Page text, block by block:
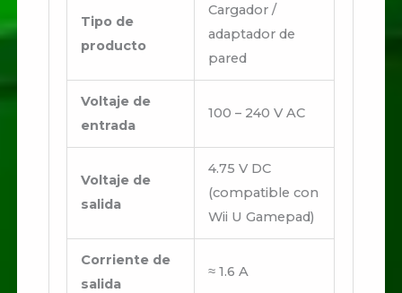
Tipo de
producto
Cargador /
adaptador de
pared
Voltaje de
entrada
100 – 240 V AC
Voltaje de
salida
4.75 V DC
(compatible con
Wii U Gamepad)
Corriente de
salida
≈ 1.6 A